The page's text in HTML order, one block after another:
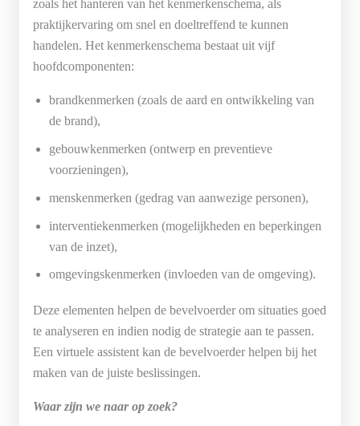
zoals het hanteren van het kenmerkenschema, als
praktijkervaring om snel en doeltreffend te kunnen
handelen. Het kenmerkenschema bestaat uit vijf
hoofdcomponenten:
brandkenmerken (zoals de aard en ontwikkeling van
de brand),
gebouwkenmerken (ontwerp en preventieve
voorzieningen),
menskenmerken (gedrag van aanwezige personen),
interventiekenmerken (mogelijkheden en beperkingen
van de inzet),
omgevingskenmerken (invloeden van de omgeving).
Deze elementen helpen de bevelvoerder om situaties goed
te analyseren en indien nodig de strategie aan te passen.
Een virtuele assistent kan de bevelvoerder helpen bij het
maken van de juiste beslissingen.
Waar zijn we naar op zoek?